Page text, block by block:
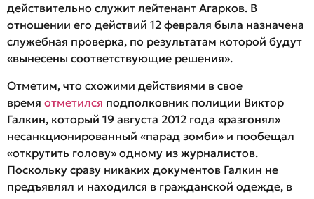
действительно служит лейтенант Агарков. В
отношении его действий 12 февраля была назначена
служебная проверка, по результатам которой будут
«вынесены соответствующие решения».
Отметим, что схожими действиями в свое
время отметился подполковник полиции Виктор
Галкин, который 19 августа 2012 года «разгонял»
несанкционированный «парад зомби» и пообещал
«открутить голову» одному из журналистов.
Поскольку сразу никаких документов Галкин не
предъявлял и находился в гражданской одежде, в